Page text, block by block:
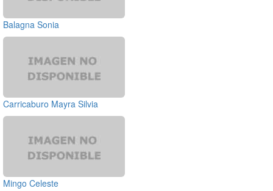
Balagna Sonia
Carricaburo Mayra Silvia
Mingo Celeste